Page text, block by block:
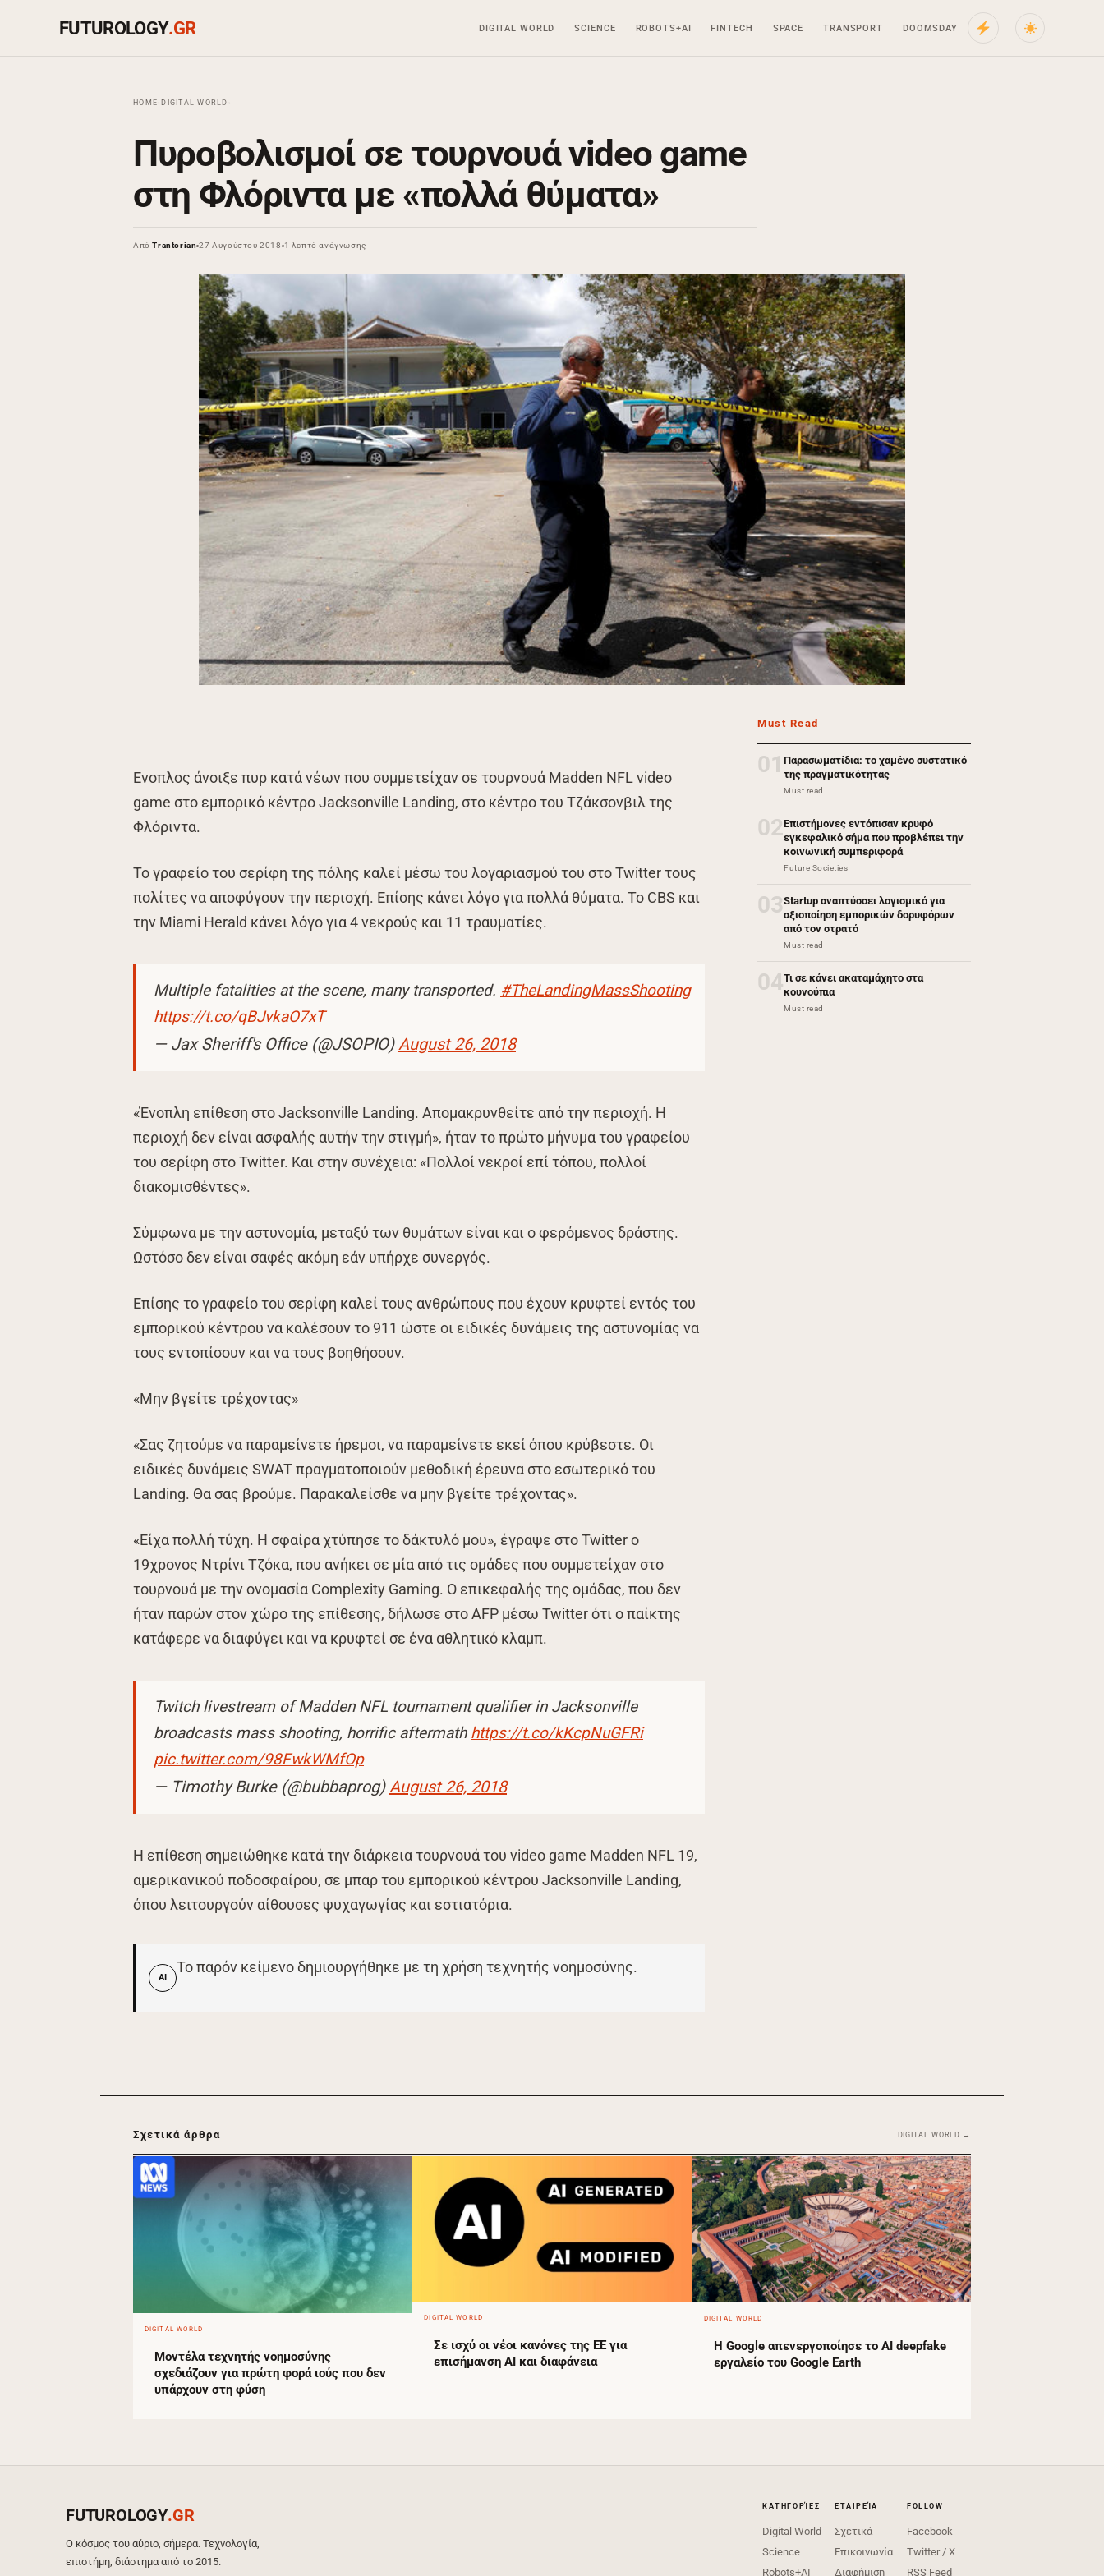
FUTUROLOGY.GR DIGITAL WORLD SCIENCE ROBOTS+AI FINTECH SPACE TRANSPORT DOOMSDAY
HOME DIGITAL WORLD
Πυροβολισμοί σε τουρνουά video game
στη Φλόριντα με «πολλά θύματα»
ΑπόTrantorian 27 Αυγούστου 2018 1 λεπτό ανάγνωσης
Ενοπλος άνοιξε πυρ κατά νέων που συμμετείχαν σε τουρνουά Madden NFL video
game στο εμπορικό κέντρο Jacksonville Landing, στο κέντρο του Τζάκσονβιλ της
Φλόριντα.
Το γραφείο του σερίφη της πόλης καλεί μέσω του λογαριασμού του στο Twitter τους
πολίτες να αποφύγουν την περιοχή. Επίσης κάνει λόγο για πολλά θύματα. Το CBS και
την Miami Herald κάνει λόγο για 4 νεκρούς και 11 τραυματίες.
Multiple fatalities at the scene, many transported. #TheLandingMassShooting
https://t.co/qBJvkaO7xT
— Jax Sheriff's Office (@JSOPIO)August 26, 2018
«Ένοπλη επίθεση στο Jacksonville Landing. Απομακρυνθείτε από την περιοχή. Η
περιοχή δεν είναι ασφαλής αυτήν την στιγμή», ήταν το πρώτο μήνυμα του γραφείου
του σερίφη στο Twitter. Και στην συνέχεια: «Πολλοί νεκροί επί τόπου, πολλοί
διακομισθέντες».
Σύμφωνα με την αστυνομία, μεταξύ των θυμάτων είναι και ο φερόμενος δράστης.
Ωστόσο δεν είναι σαφές ακόμη εάν υπήρχε συνεργός.
Επίσης το γραφείο του σερίφη καλεί τους ανθρώπους που έχουν κρυφτεί εντός του
εμπορικού κέντρου να καλέσουν το 911 ώστε οι ειδικές δυνάμεις της αστυνομίας να
τους εντοπίσουν και να τους βοηθήσουν.
«Μην βγείτε τρέχοντας»
«Σας ζητούμε να παραμείνετε ήρεμοι, να παραμείνετε εκεί όπου κρύβεστε. Οι
ειδικές δυνάμεις SWAT πραγματοποιούν μεθοδική έρευνα στο εσωτερικό του
Landing. Θα σας βρούμε. Παρακαλείσθε να μην βγείτε τρέχοντας».
«Είχα πολλή τύχη. Η σφαίρα χτύπησε το δάκτυλό μου», έγραψε στο Twitter o
19χρονος Ντρίνι Τζόκα, που ανήκει σε μία από τις ομάδες που συμμετείχαν στο
τουρνουά με την ονομασία Complexity Gaming. Ο επικεφαλής της ομάδας, που δεν
ήταν παρών στον χώρο της επίθεσης, δήλωσε στο AFP μέσω Twitter ότι ο παίκτης
κατάφερε να διαφύγει και να κρυφτεί σε ένα αθλητικό κλαμπ.
Twitch livestream of Madden NFL tournament qualifier in Jacksonville
broadcasts mass shooting, horrific aftermath https://t.co/kKcpNuGFRi
pic.twitter.com/98FwkWMfOp
— Timothy Burke (@bubbaprog)August 26, 2018
Η επίθεση σημειώθηκε κατά την διάρκεια τουρνουά του video game Madden NFL 19,
αμερικανικού ποδοσφαίρου, σε μπαρ του εμπορικού κέντρου Jacksonville Landing,
όπου λειτουργούν αίθουσες ψυχαγωγίας και εστιατόρια.
AI
Το παρόν κείμενο δημιουργήθηκε με τη χρήση τεχνητής νοημοσύνης.
Must Read
01 Παρασωματίδια: το χαμένο συστατικό
της πραγματικότητας
Must read
02Επιστήμονες εντόπισαν κρυφό
εγκεφαλικό σήμα που προβλέπει την
κοινωνική συμπεριφορά
Future Societies
03Startup αναπτύσσει λογισμικό για
αξιοποίηση εμπορικών δορυφόρων
από τον στρατό
Must read
04Τι σε κάνει ακαταμάχητο στα
κουνούπια
Must read
Σχετικά άρθρα DIGITAL WORLD →
DIGITAL WORLD
Μοντέλα τεχνητής νοημοσύνης
σχεδιάζουν για πρώτη φορά ιούς που δεν
υπάρχουν στη φύση
DIGITAL WORLD
Σε ισχύ οι νέοι κανόνες της ΕΕ για
επισήμανση AI και διαφάνεια
DIGITAL WORLD
Η Google απενεργοποίησε το AI deepfake
εργαλείο του Google Earth
FUTUROLOGY.GR
Ο κόσμος του αύριο, σήμερα. Τεχνολογία,
επιστήμη, διάστημα από το 2015.
ΚΑΤΗΓΟΡΊΕΣ
Digital World
Science
Robots+AI
ΕΤΑΙΡΕΊΑ
Σχετικά
Επικοινωνία
Διαφήμιση
FOLLOW
Facebook
Twitter / X
RSS Feed